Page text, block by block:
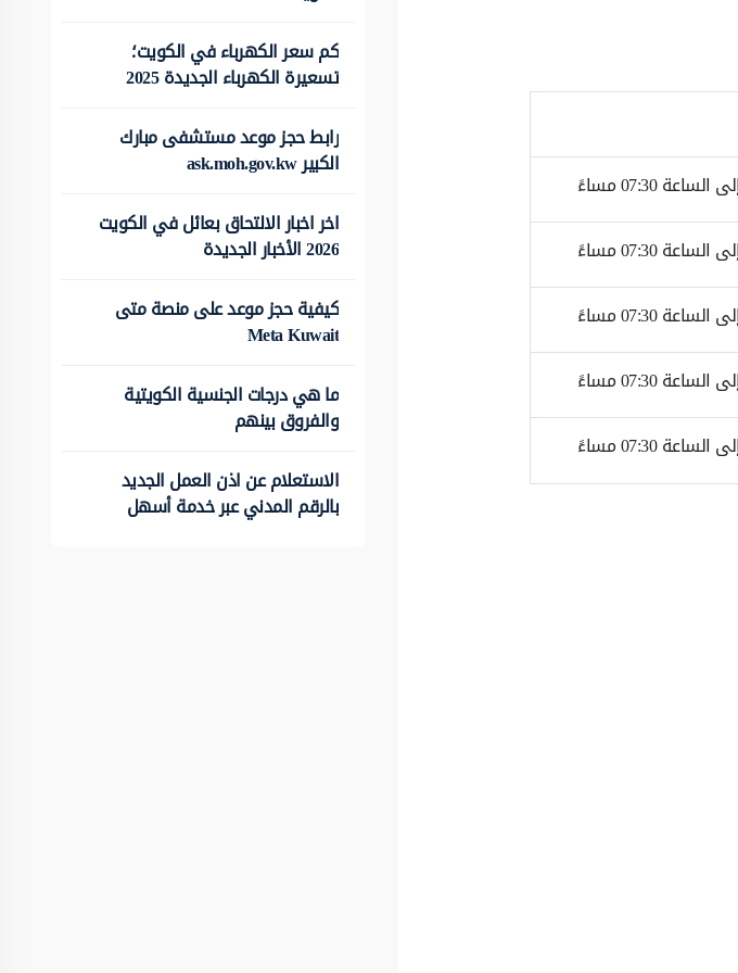
كم سعر الكهرباء في الكويت؛
تسعيرة الكهرباء الجديدة 2025
رابط حجز موعد مستشفى مبارك
الكبير ask.moh.gov.kw
اخر اخبار الالتحاق بعائل في الكويت
2026 الأخبار الجديدة
كيفية حجز موعد على منصة متى
Meta Kuwait
ما هي درجات الجنسية الكويتية
والفروق بينهم
الاستعلام عن اذن العمل الجديد
بالرقم المدني عبر خدمة أسهل